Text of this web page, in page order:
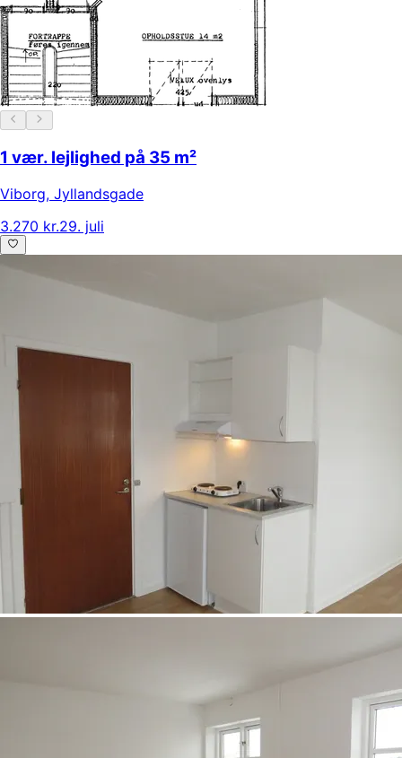
1 vær. lejlighed på 35 m²
Viborg, Jyllandsgade
3.270 kr.29. juli